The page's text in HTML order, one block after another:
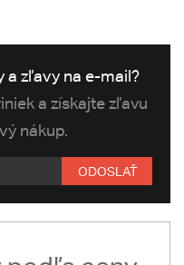
a zľavy na e-mail?
a získajte zľavu
nákup.
ODOSLAŤ